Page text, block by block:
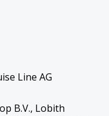
Line AG
B.V., Lobith